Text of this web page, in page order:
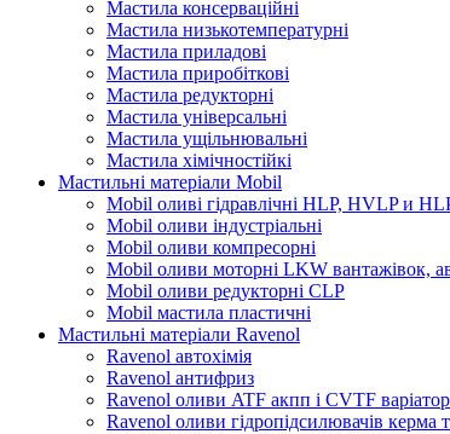
Мастила консерваційні
Мастила низькотемпературні
Мастила приладові
Мастила приробіткові
Мастила редукторні
Мастила універсальні
Мастила ущільнювальні
Мастила хімічностійкі
Мастильні матеріали Mobil
Mobil оливі гідравлічні HLP, HVLP и
Mobil оливи індустріальні
Mobil оливи компресорні
Mobil оливи моторні LKW вантажівок,
Mobil оливи редукторні CLP
Mobil мастила пластичні
Мастильні матеріали Ravenol
Ravenol автохімія
Ravenol антифриз
Ravenol оливи ATF акпп і CVTF
Ravenol оливи гідропідсилювачів керма